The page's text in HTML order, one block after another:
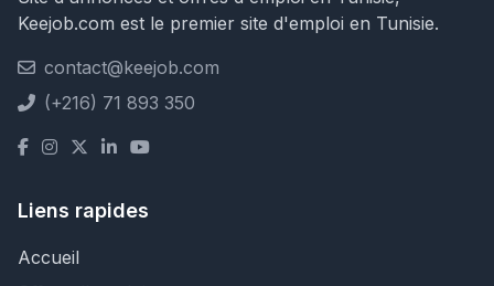
Keejob.com est le premier site d'emploi en Tunisie.
contact@keejob.com
(+216) 71 893 350
Liens rapides
Accueil